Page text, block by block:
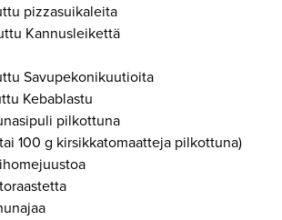
pizzasuikaleita
Kannusleikettä
Savupekonikuutioita
Kebablastu
pilkottuna
100 g kirsikkatomaatteja pilkottuna)